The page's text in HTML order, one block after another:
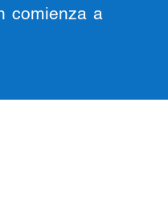
comienza a